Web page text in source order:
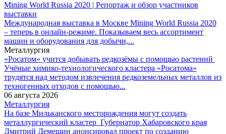
Mining World Russia 2020 | Репортаж и обзор участников
выставки
Международная выставка в Москве Mining World Russia 2020
– теперь в онлайн-режиме. Показываем весь ассортимент
машин и оборудования для добычи,...
Металлургия
«Росатом» учится добывать редкозёмы с помощью растений
Учёные химико-технологического кластера «Росатома»
трудятся над методом извлечения редкоземельных металлов из
техногенных отходов с помощью...
06 августа 2026
Металлургия
На базе Мильканского месторождения могут создать
металлургический кластер Губернатор Хабаровского края
Дмитрий Демешин анонсировал проект по созданию